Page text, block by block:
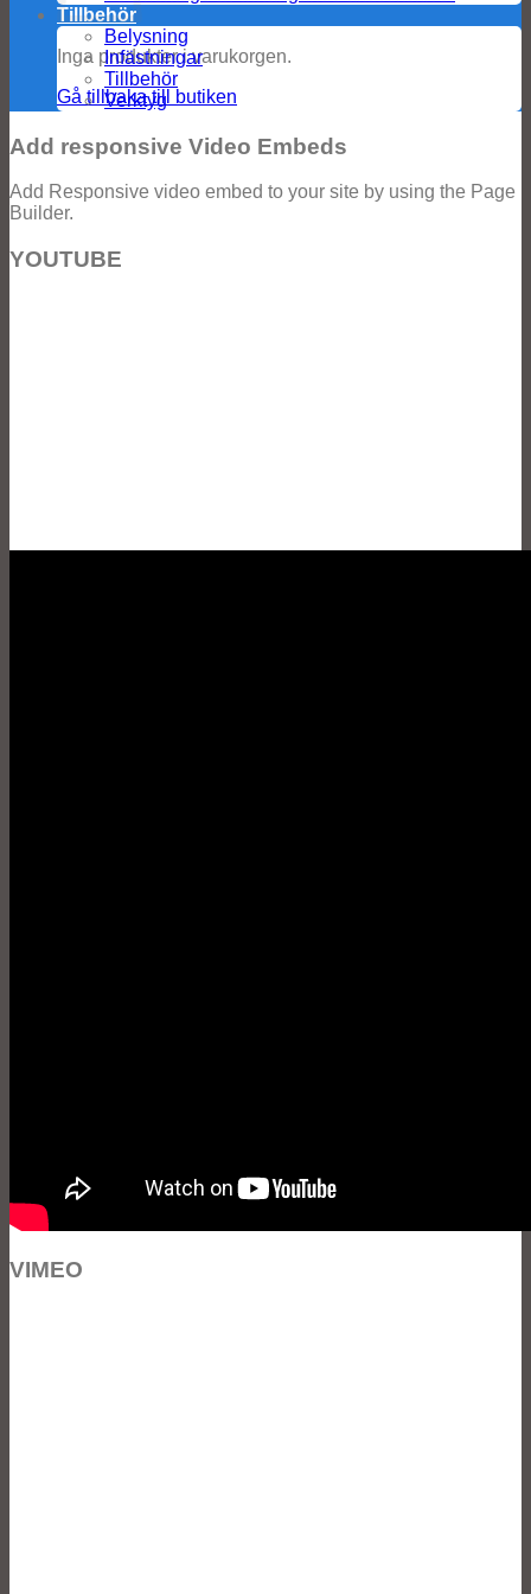
Inga produkter i varukorgen.
Gå tillbaka till butiken
Tillbehör
Belysning
Infästningar
Tillbehör
Verktyg
Add responsive Video Embeds
Add Responsive video embed to your site by using the Page
Builder.
YOUTUBE
VIMEO